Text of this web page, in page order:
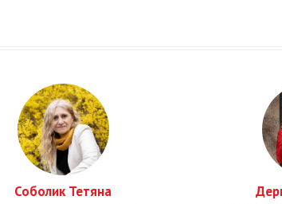
Соболик Тетяна